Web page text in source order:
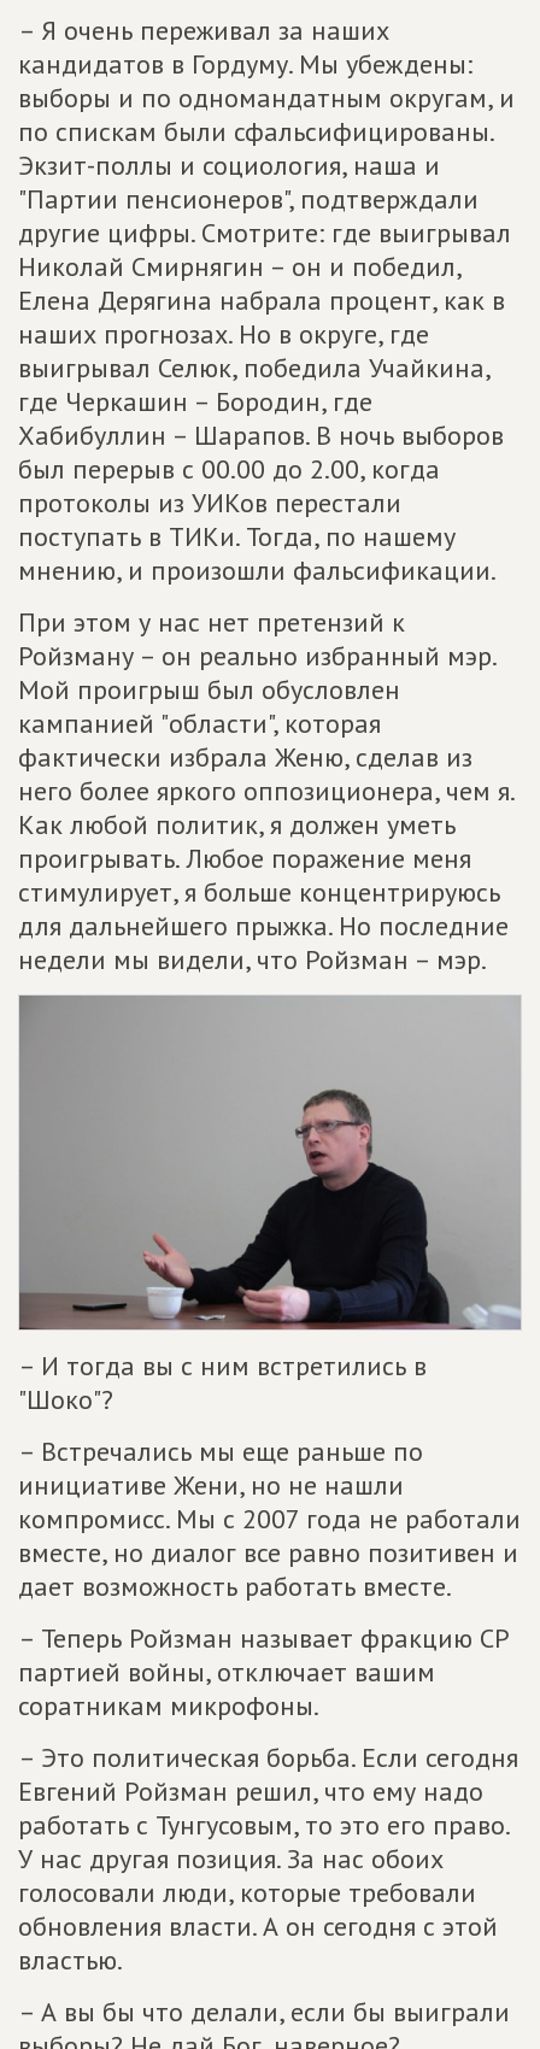
– Я очень переживал за наших
кандидатов в Гордуму. Мы убеждены:
выборы и по одномандатным округам, и
по спискам были сфальсифицированы.
Экзит-поллы и социология, наша и
"Партии пенсионеров", подтверждали
другие цифры. Смотрите: где выигрывал
Николай Смирнягин – он и победил,
Елена Дерягина набрала процент, как в
наших прогнозах. Но в округе, где
выигрывал Селюк, победила Учайкина,
где Черкашин – Бородин, где
Хабибуллин – Шарапов. В ночь выборов
был перерыв с 00.00 до 2.00, когда
протоколы из УИКов перестали
поступать в ТИКи. Тогда, по нашему
мнению, и произошли фальсификации.
При этом у нас нет претензий к
Ройзману – он реально избранный мэр.
Мой проигрыш был обусловлен
кампанией "области", которая
фактически избрала Женю, сделав из
него более яркого оппозиционера, чем я.
Как любой политик, я должен уметь
проигрывать. Любое поражение меня
стимулирует, я больше концентрируюсь
для дальнейшего прыжка. Но последние
недели мы видели, что Ройзман – мэр.
– И тогда вы с ним встретились в
"Шоко"?
– Встречались мы еще раньше по
инициативе Жени, но не нашли
компромисс. Мы с 2007 года не работали
вместе, но диалог все равно позитивен и
дает возможность работать вместе.
– Теперь Ройзман называет фракцию СР
партией войны, отключает вашим
соратникам микрофоны.
– Это политическая борьба. Если сегодня
Евгений Ройзман решил, что ему надо
работать с Тунгусовым, то это его право.
У нас другая позиция. За нас обоих
голосовали люди, которые требовали
обновления власти. А он сегодня с этой
властью.
– А вы бы что делали, если бы выиграли